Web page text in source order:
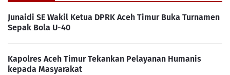
Junaidi SE Wakil Ketua DPRK Aceh Timur Buka Turnamen
Sepak Bola U-40
Kapolres Aceh Timur Tekankan Pelayanan Humanis
kepada Masyarakat